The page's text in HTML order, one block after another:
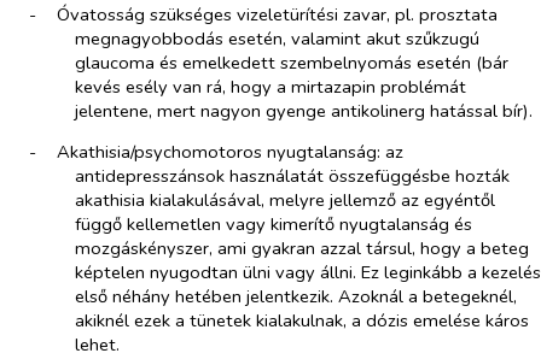
-​
Óvatosság szükséges vizeletürítési zavar, pl. prosztata
megnagyobbodás esetén, valamint akut szűkzugú
glaucoma és emelkedett szembelnyomás esetén (bár
kevés esély van rá, hogy a mirtazapin problémát
jelentene, mert nagyon gyenge antikolinerg hatással bír).
-​
Akathisia/psychomotoros nyugtalanság: az
antidepresszánsok használatát összefüggésbe hozták
akathisia kialakulásával, melyre jellemző az egyéntől
függő kellemetlen vagy kimerítő nyugtalanság és
mozgáskényszer, ami gyakran azzal társul, hogy a beteg
képtelen nyugodtan ülni vagy állni. Ez leginkább a kezelés
első néhány hetében jelentkezik. Azoknál a betegeknél,
akiknél ezek a tünetek kialakulnak, a dózis emelése káros
lehet.